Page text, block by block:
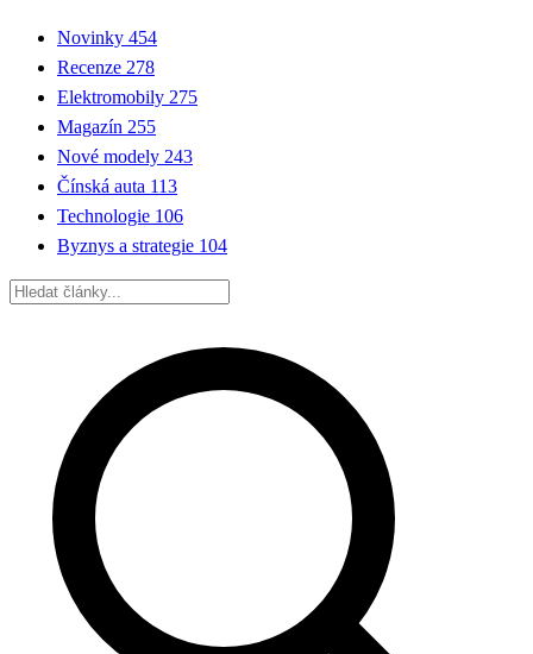
Novinky 454
Recenze 278
Elektromobily 275
Magazín 255
Nové modely 243
Čínská auta 113
Technologie 106
Byznys a strategie 104
Hledat: